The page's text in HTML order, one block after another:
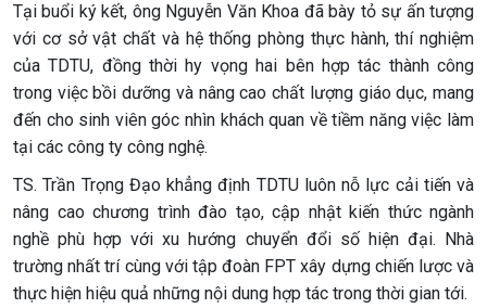
Tại buổi ký kết, ông Nguyễn Văn Khoa đã bày tỏ sự ấn tượng
với cơ sở vật chất và hệ thống phòng thực hành, thí nghiệm
của TDTU, đồng thời hy vọng hai bên hợp tác thành công
trong việc bồi dưỡng và nâng cao chất lượng giáo dục, mang
đến cho sinh viên góc nhìn khách quan về tiềm năng việc làm
tại các công ty công nghệ.
TS. Trần Trọng Đạo khẳng định TDTU luôn nỗ lực cải tiến và
nâng cao chương trình đào tạo, cập nhật kiến thức ngành
nghề phù hợp với xu hướng chuyển đổi số hiện đại. Nhà
trường nhất trí cùng với tập đoàn FPT xây dựng chiến lược và
thực hiện hiệu quả những nội dung hợp tác trong thời gian tới.